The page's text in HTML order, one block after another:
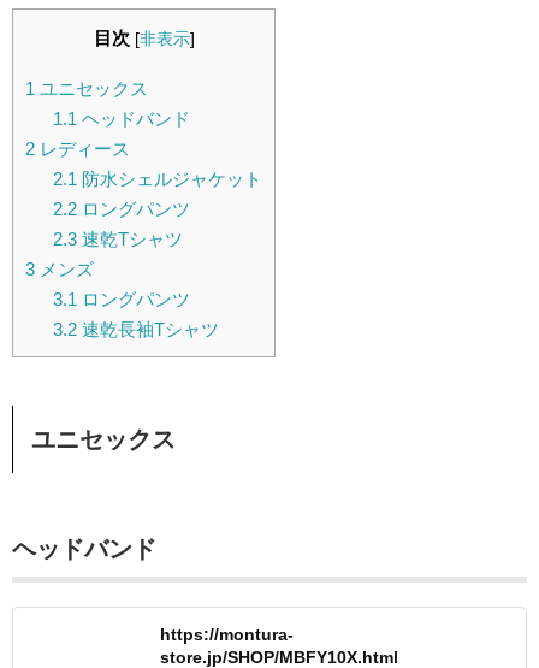
目次 [非表示]
1 ユニセックス
1.1 ヘッドバンド
2 レディース
2.1 防水シェルジャケット
2.2ロングパンツ
2.3速乾Tシャツ
3 メンズ
3.1 ロングパンツ
3.2速乾長袖Tシャツ
ユニセックス
ヘッドバンド
https://montura-
store.jp/SHOP/MBFY10X.html